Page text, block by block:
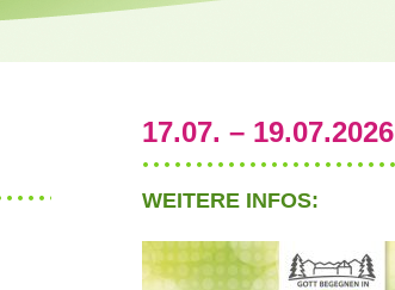
17.07. – 19.07.2026
WEITERE INFOS: